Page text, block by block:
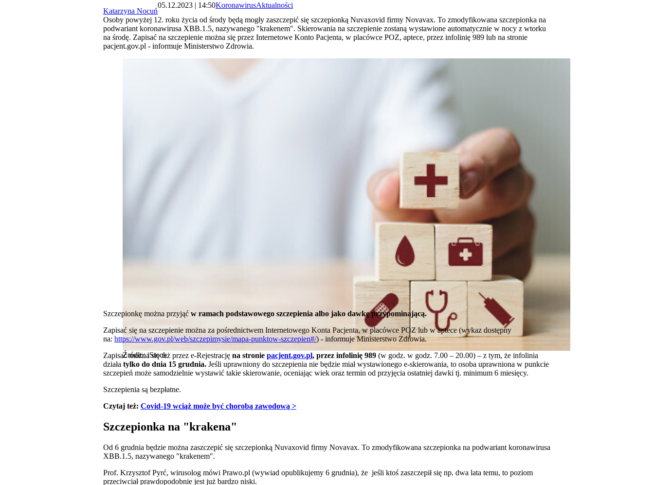
Katarzyna Nocuń
05.12.2023 | 14:50KoronawirusAktualności
Osoby powyżej 12. roku życia od środy będą mogły zaszczepić się szczepionką Nuvaxovid firmy Novavax. To zmodyfikowana szczepionka na
podwariant koronawirusa XBB.1.5, nazywanego "krakenem". Skierowania na szczepienie zostaną wystawione automatycznie w nocy z wtorku
na środę. Zapisać na szczepienie można się przez Internetowe Konto Pacjenta, w placówce POZ, aptece, przez infolinię 989 lub na stronie
pacjent.gov.pl - informuje Ministerstwo Zdrowia.
Źródło: iStock
Szczepionkę można przyjąć w ramach podstawowego szczepienia albo jako dawkę przypominającą.
Zapisać się na szczepienie można za pośrednictwem Internetowego Konta Pacjenta, w placówce POZ lub w aptece (wykaz dostępny
na: https://www.gov.pl/web/szczepimysie/mapa-punktow-szczepien#/) - informuje Ministerstwo Zdrowia.
Zapisać można się też przez e-Rejestrację na stronie pacjent.gov.pl, przez infolinię 989 (w godz. w godz. 7.00 – 20.00) – z tym, że infolinia
działa tylko do dnia 15 grudnia. Jeśli uprawniony do szczepienia nie będzie miał wystawionego e-skierowania, to osoba uprawniona w punkcie
szczepień może samodzielnie wystawić takie skierowanie, oceniając wiek oraz termin od przyjęcia ostatniej dawki tj. minimum 6 miesięcy.
Szczepienia są bezpłatne.
Czytaj też: Covid-19 wciąż może być chorobą zawodową >
Szczepionka na "krakena"
Od 6 grudnia będzie można zaszczepić się szczepionką Nuvaxovid firmy Novavax. To zmodyfikowana szczepionka na podwariant koronawirusa
XBB.1.5, nazywanego "krakenem".
Prof. Krzysztof Pyrć, wirusolog mówi Prawo.pl (wywiad opublikujemy 6 grudnia), że jeśli ktoś zaszczepił się np. dwa lata temu, to poziom
przeciwciał prawdopodobnie jest już bardzo niski.